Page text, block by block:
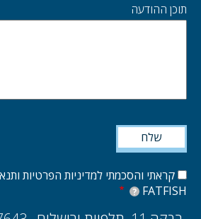
תוכן ההודעה
קראתי והסכמתי למדיניות הפרטיות
FATFISH
?